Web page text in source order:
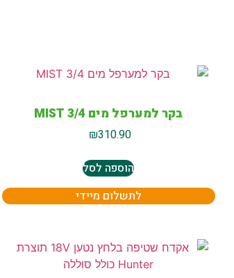
בקר למערפל מים MIST 3/4
₪310.90
הוספה לסל
לתשלום מיידי